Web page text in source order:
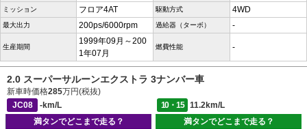
ミッション フロア4AT 駆動方式 4WD
最大出力 200ps/6000rpm 過給器（ターボ） -
生産期間
1999年09月～200
1年07月
燃費性能 -
2.0 スーパーサルーンエクストラ 3ナンバー車
新車時価格285万円(税抜)
JC08
-km/L 10・15
11.2km/L
満タンでどこまで走る？
満タンでどこまで走る？